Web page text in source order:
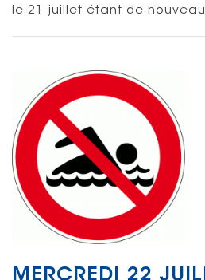
le 21 juillet étant de
MERCREDI 22